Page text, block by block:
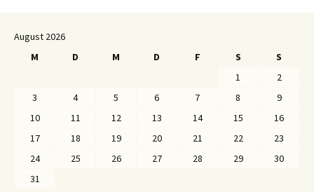
August 2026
M
D M D F S
S
1
2
3
4 5 6 7 8
9
10
11 12 13 14 15
16
17
18 19 20 21 22
23
24
25 26 27 28 29
30
31